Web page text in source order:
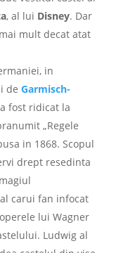
, al lui Disney. Dar
mult decat atat
in
de Garmisch-
fost ridicat la
„Regele
in 1868. Scopul
drept resedinta
carui fan infocat
lui Wagner
Ludwig al